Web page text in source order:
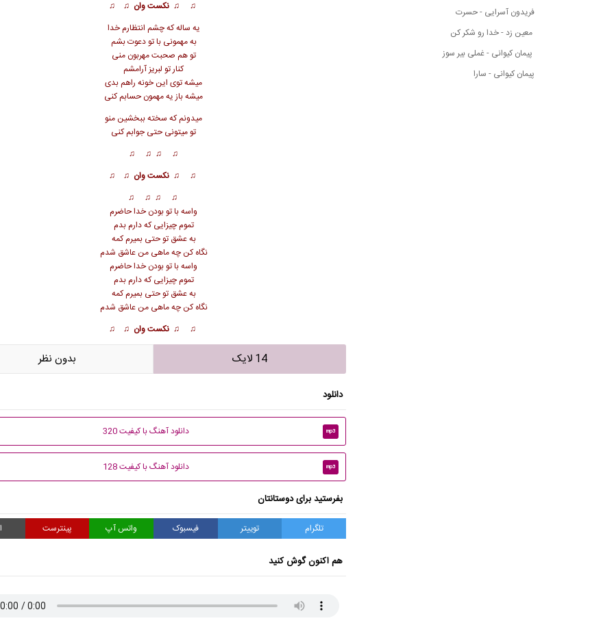
فریدون آسرایی - حسرت
معین زد - خدا رو شکر کن
پیمان کیوانی - غملی بیر سوز
پیمان کیوانی - سارا
♫ ♫ نکست وان ♫ ♫
یه ساله که چشم انتظارم خدا
به مهمونی با تو دعوت بشم
تو هم صحبت مهربون منی
کنار تو لبریز آرامشم
میشه توی این خونه راهم بدی
میشه باز یه مهمون حسابم کنی
میدونم که سخته ببخشین منو
تو میتونی حتی جوابم کنی
♫ ♫
♫ ♫
♫ ♫ نکست وان ♫ ♫
♫ ♫
♫ ♫
واسه با تو بودن خدا حاضرم
تموم چیزایی که دارم بدم
به عشق تو حتی بمیرم کمه
نگاه کن چه ماهی من عاشق شدم
واسه با تو بودن خدا حاضرم
تموم چیزایی که دارم بدم
به عشق تو حتی بمیرم کمه
نگاه کن چه ماهی من عاشق شدم
♫ ♫ نکست وان ♫ ♫
14 لایک بدون نظر
دانلود
mp3 دانلود آهنگ با کیفیت 320
mp3 دانلود آهنگ با کیفیت 128
بفرستید برای دوستانتان
تلگرام توییتر فیسبوک واتس آپ پینترست
هم اکنون گوش کنید